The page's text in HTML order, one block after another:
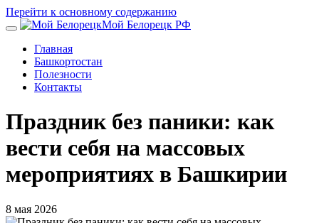
Перейти к основному содержанию
Мой Белорецк РФ
Главная
Башкортостан
Полезности
Контакты
Праздник без паники: как
вести себя на массовых
мероприятиях в Башкирии
8 мая 2026